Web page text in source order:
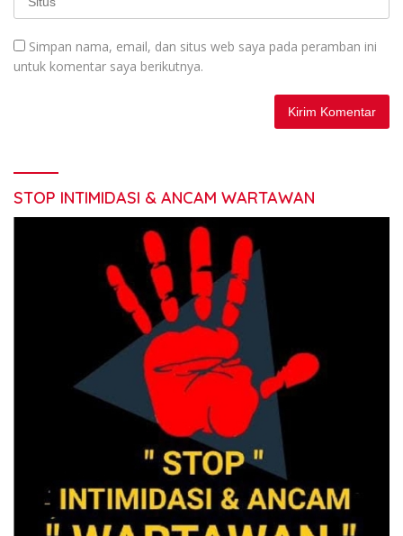
Simpan nama, email, dan situs web saya pada peramban ini
untuk komentar saya berikutnya.
STOP INTIMIDASI & ANCAM WARTAWAN